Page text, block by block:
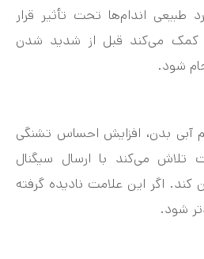
طبیعی اندام‌ها تحت تأثیر قرار
کمک می‌کند قبل از شدید شدن
شود.
آبی بدن، افزایش احساس تشنگی
می‌کند با ارسال سیگنال
کند. اگر این علامت نادیده گرفته
شود.